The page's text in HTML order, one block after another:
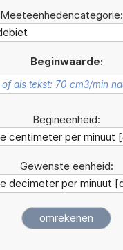
Meeteenhedencategorie:
Beginwaarde:
Begineenheid:
Gewenste eenheid: